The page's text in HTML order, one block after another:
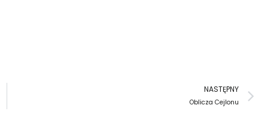
NASTĘPNY
Oblicza Cejlonu